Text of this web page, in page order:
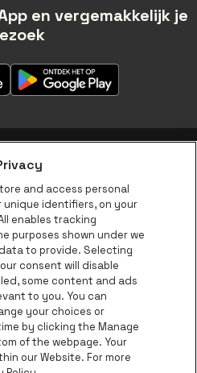
en vergemakkelijk je
app
Threads
TiktokYoutube
een deel van be•at
and access personal
unique identifiers, on your
enables tracking
purposes shown under we
to provide. Selecting
consent will disable
some content and ads
to you. You can
your choices or
by clicking the Manage
of the webpage. Your
our Website. For more